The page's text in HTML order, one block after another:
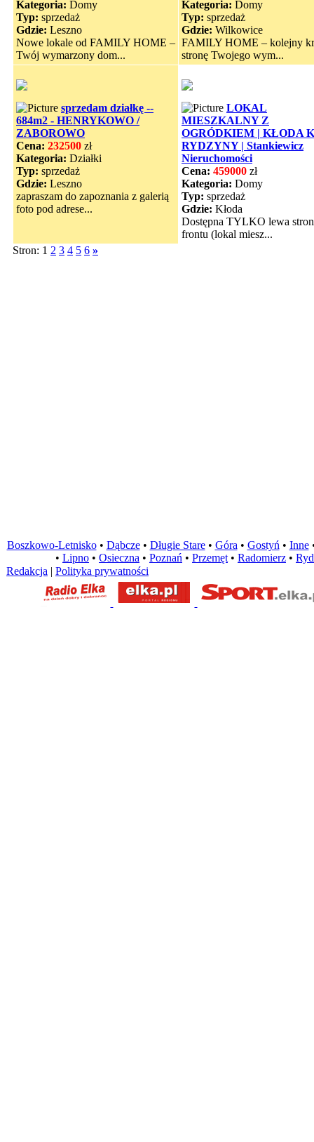
Kategoria: Domy
Typ: sprzedaż
Gdzie: Leszno
Nowe lokale od FAMILY HOME –
Twój wymarzony dom...
Kategoria: Domy
Typ: sprzedaż
Gdzie: Wilkowice
FAMILY HOME – kolejny
stronę Twojego wym...
sprzedam działkę --
684m2 - HENRYKOWO /
ZABOROWO
Cena: 232500 zł
Kategoria: Działki
Typ: sprzedaż
Gdzie: Leszno
zapraszam do zapoznania z galerią
foto pod adrese...
LOKAL
MIESZKALNY Z
OGRÓDKIEM | KŁODA
RYDZYNY | Stankiewicz
Nieruchomości
Cena: 459000 zł
Kategoria: Domy
Typ: sprzedaż
Gdzie: Kłoda
Dostępna TYLKO lewa
frontu (lokal miesz...
Stron: 1 2 3 4 5 6 »
Boszkowo-Letnisko• Dąbcze• Długie Stare• Góra • Gostyń • Inne
• Lipno • Osieczna • Poznań • Przemęt • Radomierz •
Redakcja | Polityka prywatności